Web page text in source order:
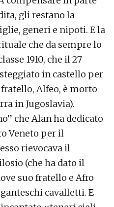
gli restano la
generi e nipoti. E la
che da sempre lo
1910, che il 27
in castello per
Alfeo, è morto
in Jugoslavia).
che Alan ha dedicato
Veneto per il
rievocava il
(che ha dato il
suo fratello e Afro
cavalletti. E